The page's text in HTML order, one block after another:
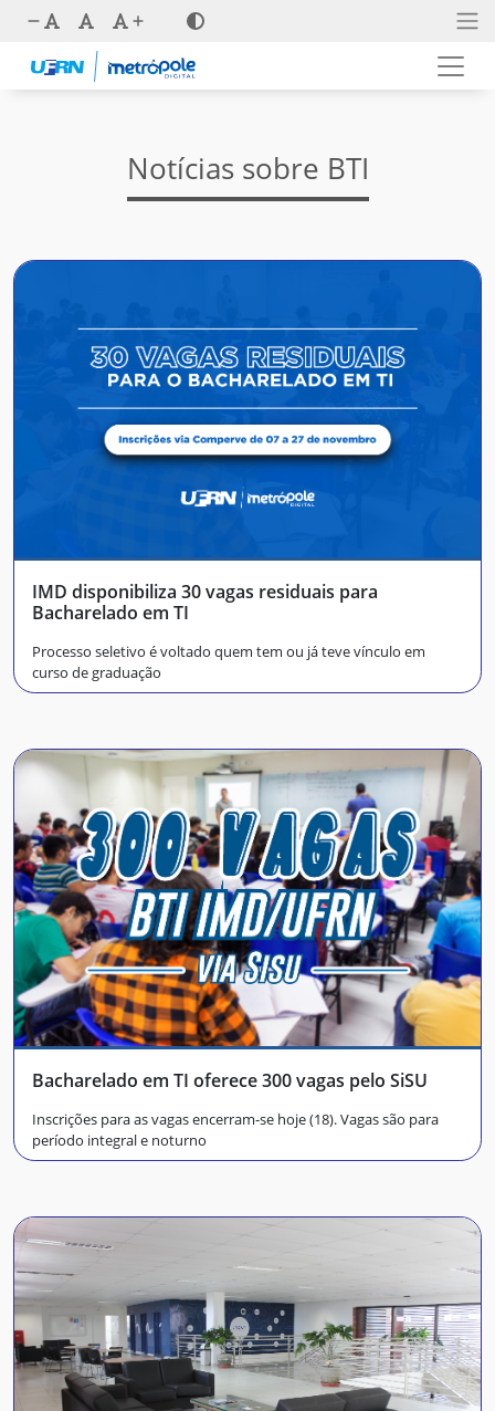
Notícias sobre BTI
IMD disponibiliza 30 vagas residuais para
Bacharelado em TI
Processo seletivo é voltado quem tem ou já teve vínculo em
curso de graduação
Bacharelado em TI oferece 300 vagas pelo SiSU
Inscrições para as vagas encerram-se hoje (18). Vagas são para
período integral e noturno